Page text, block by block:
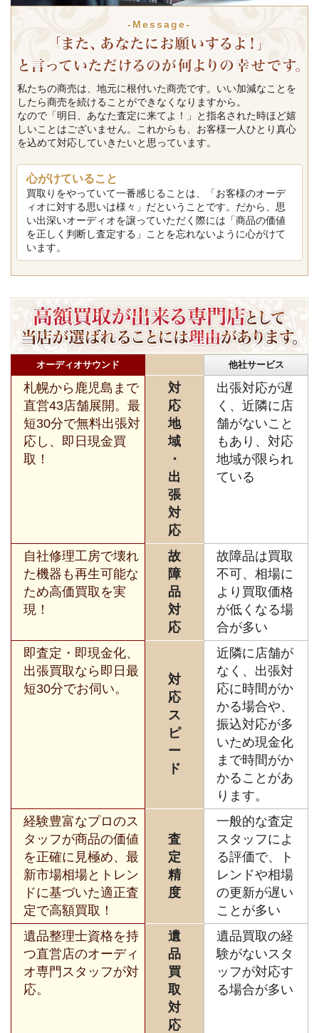
-Message-
私たちの商売は、地元に根付いた商売です。いい加減なことを
したら商売を続けることができなくなりますから。
なので「明日、あなた査定に来てよ！」と指名された時ほど嬉
しいことはございません。これからも、お客様一人ひとり真心
を込めて対応していきたいと思っています。
心がけていること
買取りをやっていて一番感じることは、「お客様のオーデ
ィオに対する思いは様々」だということです。だから、思
い出深いオーディオを譲っていただく際には「商品の価値
を正しく判断し査定する」ことを忘れないように心がけて
います。
オーディオサウンド 他社サービス
札幌から鹿児島まで
直営43店舗展開。最
短30分で無料出張対
応し、即日現金買
取！
対
応
地
域
・
出
張
対
応
出張対応が遅
く、近隣に店
舗がないこと
もあり、対応
地域が限られ
ている
自社修理工房で壊れ
た機器も再生可能な
ため高価買取を実
現！
故
障
品
対
応
故障品は買取
不可、相場に
より買取価格
が低くなる場
合が多い
即査定・即現金化、
出張買取なら即日最
短30分でお伺い。
対
応
ス
ピ
ー
ド
近隣に店舗が
なく、出張対
応に時間がか
かる場合や、
振込対応が多
いため現金化
まで時間がか
かることがあ
ります。
経験豊富なプロのス
タッフが商品の価値
を正確に見極め、最
新市場相場とトレン
ドに基づいた適正査
定で高額買取！
査
定
精
度
一般的な査定
スタッフによ
る評価で、ト
レンドや相場
の更新が遅い
ことが多い
遺品整理士資格を持
つ直営店のオーディ
オ専門スタッフが対
応。
遺
品
買
取
対
応
遺品買取の経
験がないスタ
ッフが対応す
る場合が多い